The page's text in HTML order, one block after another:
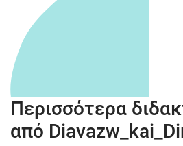
Περισσότερα
από